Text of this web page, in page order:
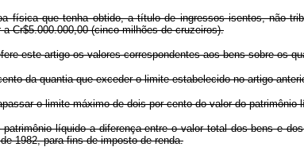
física que tenha obtido, a título de ingressos isentos, não
Cr$5.000.000,00 (cinco milhões de cruzeiros).
este artigo os valores correspondentes aos bens sobre os
da quantia que exceder o limite estabelecido no artigo
o limite máximo de dois por cento do valor do
líquido a diferença entre o valor total dos bens e
1982, para fins de imposto de renda.